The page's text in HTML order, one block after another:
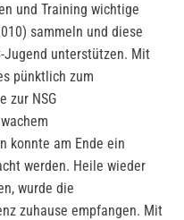
und Training wichtige
sammeln und diese
Jugend unterstützen. Mit
pünktlich zum
zur NSG
konnte am Ende ein
werden. Heile wieder
wurde die
zuhause empfangen. Mit